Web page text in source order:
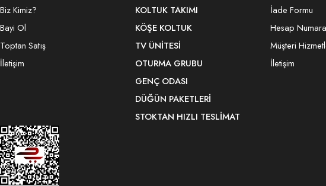
Biz Kimiz?
Bayi Ol
Toptan Satış
İletişim
KOLTUK TAKIMI
KÖŞE KOLTUK
TV ÜNITESI
OTURMA GRUBU
GENÇ ODASI
DÜĞÜN PAKETLERI
STOKTAN HIZLI TESLIMAT
İade Formu
Hesap
Müşteri
İletişim